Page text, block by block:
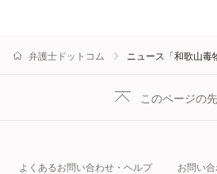
弁護士ドットコム ニュース「和歌山毒
このページの
よくあるお問い合わせ・ヘルプ お問い